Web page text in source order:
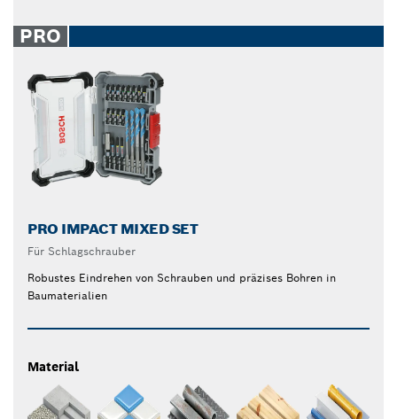
PRO
PRO IMPACT MIXED SET
Für Schlagschrauber
Robustes Eindrehen von Schrauben und präzises Bohren in
Baumaterialien
Material